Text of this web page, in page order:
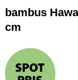
bambus
cm